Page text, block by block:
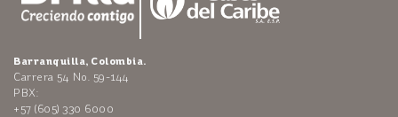
Barranquilla, Colombia.
Carrera 54 No. 59-144
PBX:
+57 (605) 330 6000